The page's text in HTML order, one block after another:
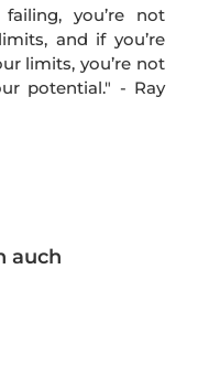
you’re not
and if you’re
limits, you’re not
potential." - Ray
auch